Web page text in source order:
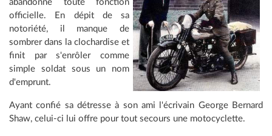
abandonne toute fonction
officielle. En dépit de sa
notoriété, il manque de
sombrer dans la clochardise et
finit par s'enrôler comme
simple soldat sous un nom
d'emprunt.
Ayant confié sa détresse à son ami l'écrivain George Bernard
Shaw, celui-ci lui offre pour tout secours une motocyclette.